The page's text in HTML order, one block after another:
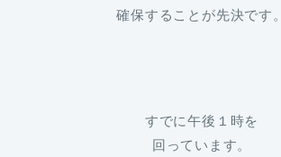
確保することが先決です。
すでに午後１時を
回っています。